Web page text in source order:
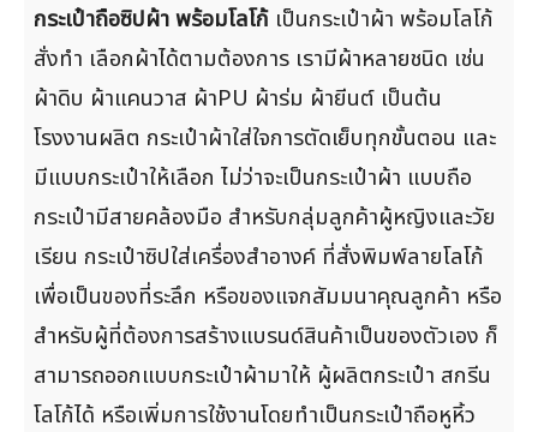
กระเป๋าถือซิปผ้า พร้อมโลโก้ เป็นกระเป๋าผ้า พร้อมโลโก้
สั่งทำ เลือกผ้าได้ตามต้องการ เรามีผ้าหลายชนิด เช่น
ผ้าดิบ ผ้าแคนวาส ผ้าPU ผ้าร่ม ผ้ายีนต์ เป็นต้น
โรงงานผลิต กระเป๋าผ้าใส่ใจการตัดเย็บทุกขั้นตอน และ
มีแบบกระเป๋าให้เลือก ไม่ว่าจะเป็นกระเป๋าผ้า แบบถือ
กระเป๋ามีสายคล้องมือ สำหรับกลุ่มลูกค้าผู้หญิงและวัย
เรียน กระเป๋าซิปใส่เครื่องสำอางค์ ที่สั่งพิมพ์ลายโลโก้
เพื่อเป็นของที่ระลึก หรือของแจกสัมมนาคุณลูกค้า หรือ
สำหรับผู้ที่ต้องการสร้างแบรนด์สินค้าเป็นของตัวเอง ก็
สามารถออกแบบกระเป๋าผ้ามาให้ ผู้ผลิตกระเป๋า สกรีน
โลโก้ได้ หรือเพิ่มการใช้งานโดยทำเป็นกระเป๋าถือหูหิ้ว